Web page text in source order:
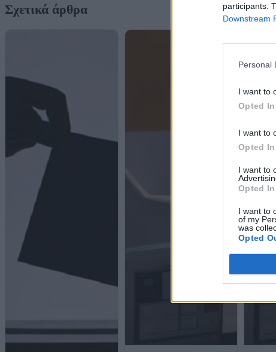
participants.
Downstream
Personal
I want to
Opted In
I want to
Opted In
I want to
Opted In
I want to
of my
was
Opted
Σχετικά άρθρα